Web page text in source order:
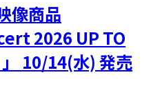
像商品
2026 UP TO
10/14(水) 発売